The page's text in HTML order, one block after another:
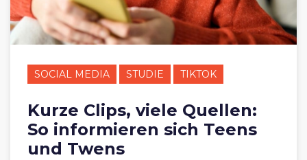
SOCIAL MEDIA STUDIE TIKTOK
Kurze Clips, viele Quellen:
So informieren sich Teens
und Twens